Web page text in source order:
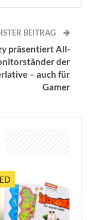
BEITRAG
präsentiert All-
der
– auch für
Gamer